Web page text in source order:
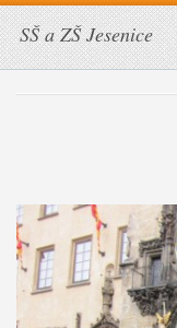
SŠ a ZŠ Jesenice